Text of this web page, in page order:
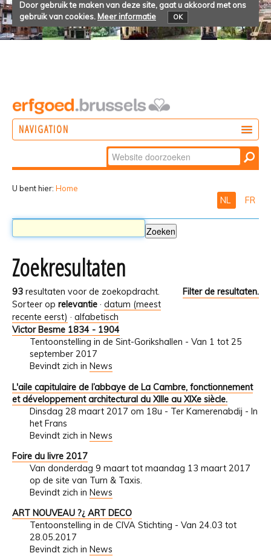
Door gebruik te maken van deze site, gaat u akkoord met ons
gebruik van cookies. Meer informatie OK
NAVIGATION
Zoek
Geavanceerd
U bent hier: Home
NL FR
Zoekresultaten
93 resultaten voor de zoekopdracht.
Filter de resultaten.
Sorteer op relevantie · datum (meest
recente eerst) · alfabetisch
Victor Besme 1834 - 1904
Tentoonstelling in de Sint-Gorikshallen - Van 1 tot 25
september 2017
Bevindt zich in News
L'aile capitulaire de l’abbaye de La Cambre, fonctionnement
et développement architectural du XIIIe au XIXe siècle.
Dinsdag 28 maart 2017 om 18u - Ter Kamerenabdij - In
het Frans
Bevindt zich in News
Foire du livre 2017
Van donderdag 9 maart tot maandag 13 maart 2017
op de site van Turn & Taxis.
Bevindt zich in News
ART NOUVEAU ?¿ ART DECO
Tentoonstelling in de CIVA Stichting - Van 24.03 tot
28.05.2017
Bevindt zich in News